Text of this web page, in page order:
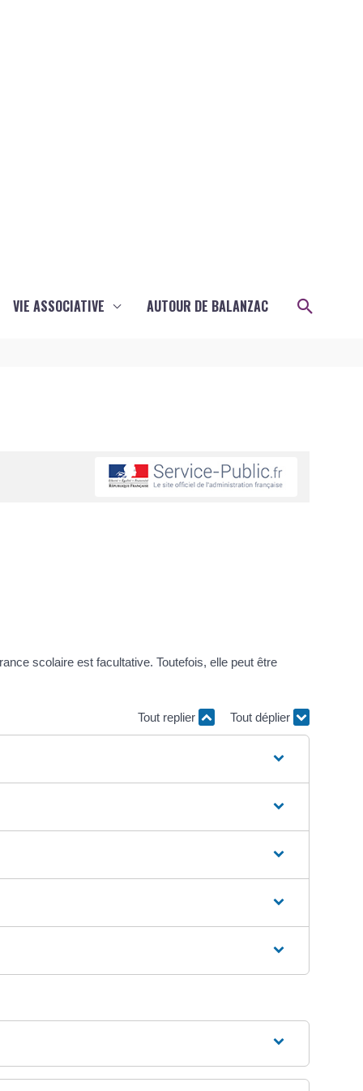
VIE ASSOCIATIVE AUTOUR DE BALANZAC
scolaire est facultative. Toutefois, elle peut être
Tout replier Tout déplier